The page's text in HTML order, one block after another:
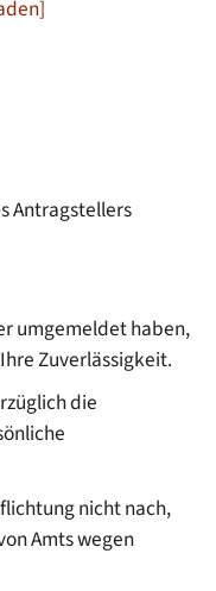
Antragstellers
umgemeldet haben,
Zuverlässigkeit.
die
nicht nach,
Amts wegen